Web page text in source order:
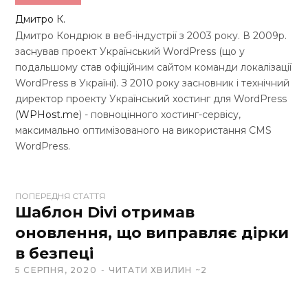
Дмитро К.
Дмитро Кондрюк в веб-індустрії з 2003 року. В 2009р.
заснував проект Український WordPress (що у
подальшому став офіційним сайтом команди локалізації
WordPress в Україні). З 2010 року засновник і технічний
директор проекту Український хостинг для WordPress
(WPHost.me) - повноцінного хостинг-сервісу,
максимально оптимізованого на використання CMS
WordPress.
e
b
s
t
ПОПЕРЕДНЯ СТАТТЯ
Шаблон Divi отримав
оновлення, що виправляє дірки
в безпеці
5 СЕРПНЯ, 2020 ЧИТАТИ ХВИЛИН ~2